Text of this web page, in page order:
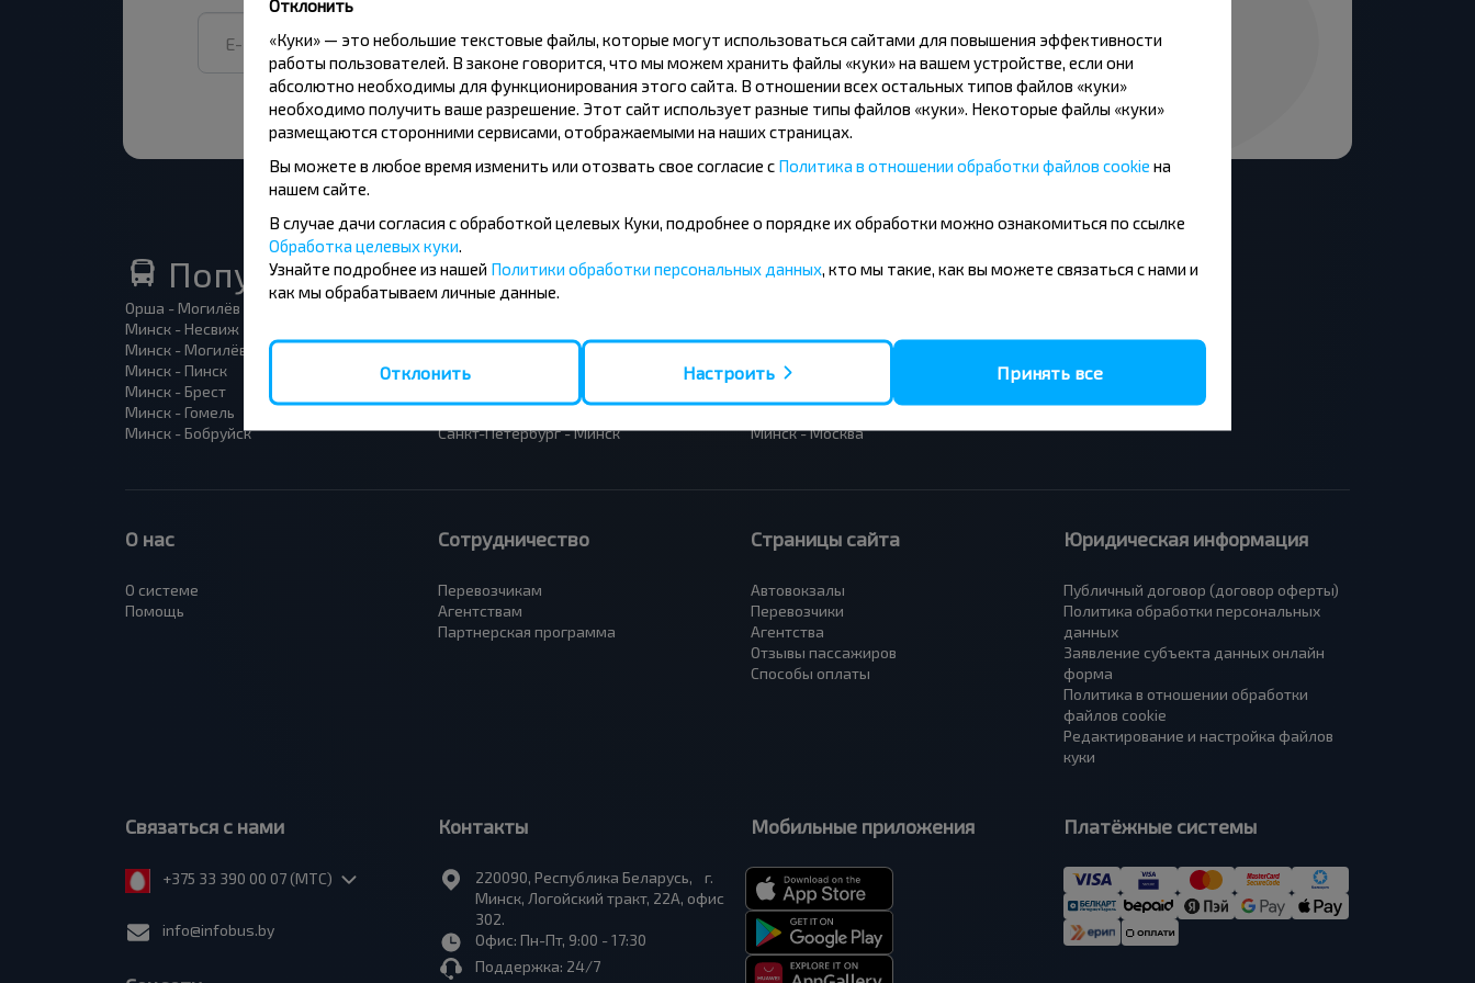
Подписаться
Популярные автобусные направления
Орша - Могилёв
Минск - Несвиж
Минск - Могилёв
Минск - Пинск
Минск - Брест
Минск - Гомель
Минск - Бобруйск
Брест - Тересполь
Брест - Беловежская Пуща
Варшава - Минск
Санкт-Петербург - Минск
Полоцк - Рига
Москва - Брест
Минск - Варшава
Минск - Москва
Брест - Варшава
О нас
О системе
Помощь
Сотрудничество
Перевозчикам
Агентствам
Партнерская программа
Страницы сайта
Автовокзалы
Перевозчики
Агентства
Отзывы пассажиров
Способы оплаты
Юридическая информация
Публичный договор (договор оферты)
Политика обработки персональных
данных
Заявление субъекта данных онлайн
форма
Политика в отношении обработки
файлов cookie
Редактирование и настройка файлов
куки
Связаться с нами
+375 33 390 00 07 (МТС)
info@infobus.by
Контакты
220090, Республика Беларусь, г.
Минск, Логойский тракт, 22А, офис
302.
Офис: Пн-Пт, 9:00 - 17:30
Поддержка: 24/7
Мобильные приложения Платёжные системы
Отклонить
«Куки» — это небольшие текстовые файлы, которые могут использоваться сайтами для повышения эффективности
работы пользователей. В законе говорится, что мы можем хранить файлы «куки» на вашем устройстве, если они
абсолютно необходимы для функционирования этого сайта. В отношении всех остальных типов файлов «куки»
необходимо получить ваше разрешение. Этот сайт использует разные типы файлов «куки». Некоторые файлы «куки»
размещаются сторонними сервисами, отображаемыми на наших страницах.
Вы можете в любое время изменить или отозвать свое согласие с Политика в отношении обработки файлов cookie на
нашем сайте.
В случае дачи согласия с обработкой целевых Куки, подробнее о порядке их обработки можно ознакомиться по ссылке
Обработка целевых куки
Узнайте подробнее из нашей Политики обработки персональных данных , кто мы такие, как вы можете связаться с нами и
как мы обрабатываем личные данные.
Отклонить Настроить Принять все